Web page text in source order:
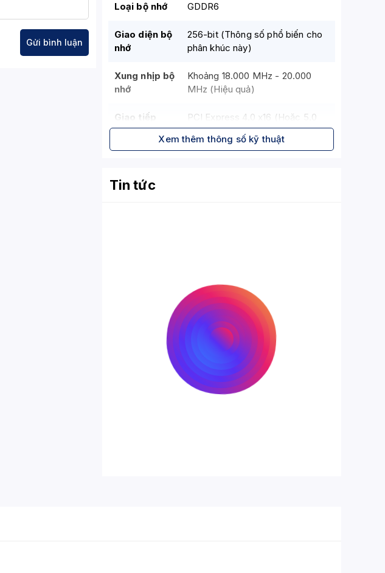
Loại bộ nhớ GDDR6
Giao diện bộ
nhớ
256-bit (Thông số phổ biến cho
phân khúc này)
Xung nhịp bộ
nhớ
Khoảng 18.000 MHz - 20.000
MHz (Hiệu quả)
Giao tiếp
Bus
PCI Express 4.0 x16 (Hoặc 5.0
tùy thế hệ)
WINDFORCE 3X Cooling System
(Hệ thống 3 quạt)
Quạt quay luân phiên, ống dẫn
nhiệt bằng đồng, tấm ốp lưng kim
Khoảng 281 x 117 x 50 mm (Kích
Xem thêm thông số kỹ thuật
Tin tức